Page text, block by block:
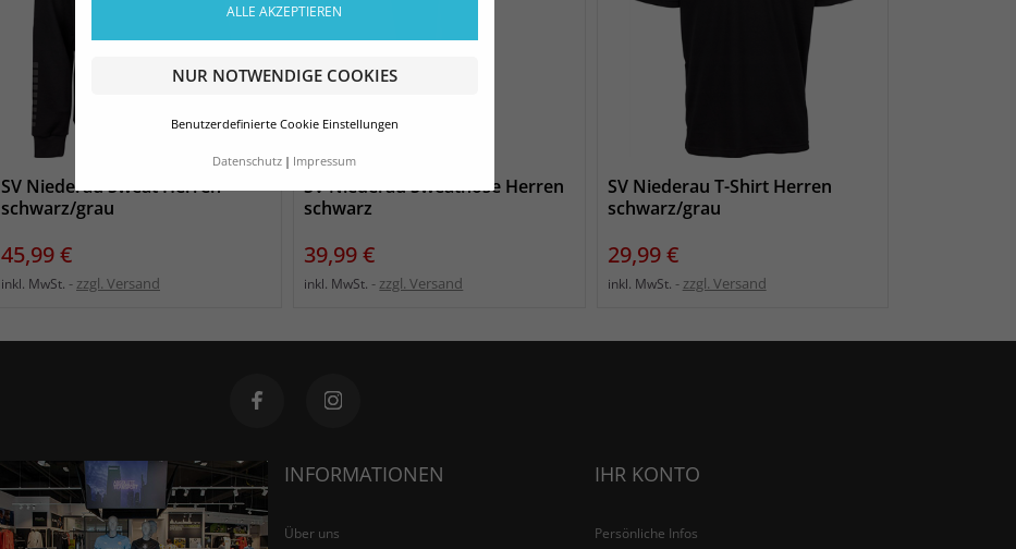
ALLE AKZEPTIEREN
NUR NOTWENDIGE COOKIES
Benutzerdefinierte Cookie Einstellungen
Datenschutz Impressum
SV Niederau Sweat Herren
schwarz/grau
Preis
45,99 €
inkl. MwSt. zzgl. Versand
SV Niederau Sweathose Herren
schwarz
Preis
39,99 €
inkl. MwSt. zzgl. Versand
SV Niederau T-Shirt Herren
schwarz/grau
Preis
29,99 €
inkl. MwSt. zzgl. Versand
INFORMATIONEN
Über uns
IHR KONTO
Persönliche Infos